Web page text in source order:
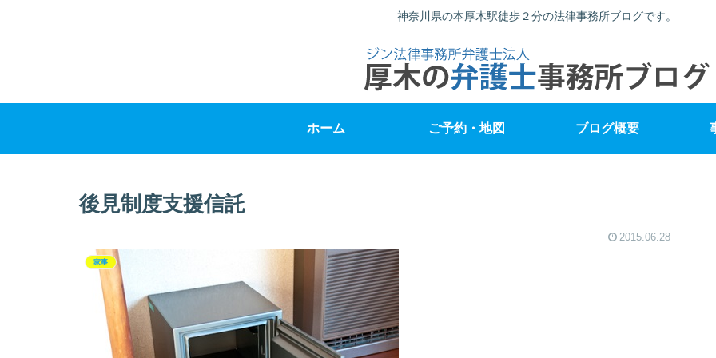
神奈川県の本厚木駅徒歩２分の法律事務所ブログです。
ホーム ご予約・地図 ブログ概要
後見制度支援信託
2015.06.28
家事